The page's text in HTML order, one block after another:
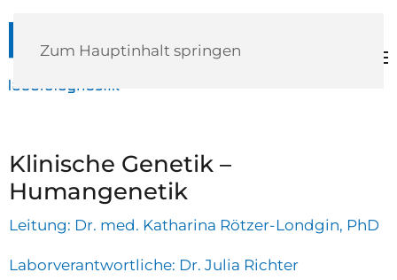
Zum Hauptinhalt springen
Klinische Genetik –
Humangenetik
Leitung: Dr. med. Katharina Rötzer-Londgin, PhD
Laborverantwortliche: Dr. Julia Richter